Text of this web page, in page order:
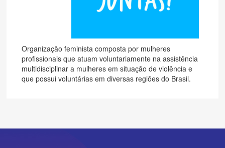
Organização feminista composta por mulheres
profissionais que atuam voluntariamente na assistência
multidisciplinar a mulheres em situação de violência e
que possui voluntárias em diversas regiões do Brasil.